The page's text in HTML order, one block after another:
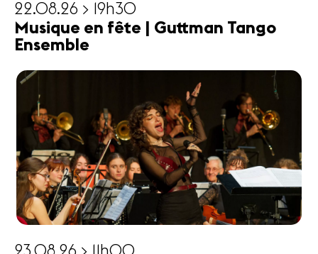
22.08.26 > 19h30
Musique en fête | Guttman Tango
Ensemble